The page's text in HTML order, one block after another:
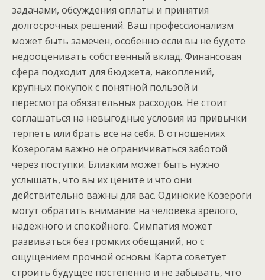
задачами, обсуждения оплаты и принятия
долгосрочных решений. Ваш профессионализм
может быть замечен, особенно если вы не будете
недооценивать собственный вклад. Финансовая
сфера подходит для бюджета, накоплений,
крупных покупок с понятной пользой и
пересмотра обязательных расходов. Не стоит
соглашаться на невыгодные условия из привычки
терпеть или брать все на себя. В отношениях
Козерогам важно не ограничиваться заботой
через поступки. Близким может быть нужно
услышать, что вы их цените и что они
действительно важны для вас. Одинокие Козероги
могут обратить внимание на человека зрелого,
надежного и спокойного. Симпатия может
развиваться без громких обещаний, но с
ощущением прочной основы. Карта советует
строить будущее постепенно и не забывать, что